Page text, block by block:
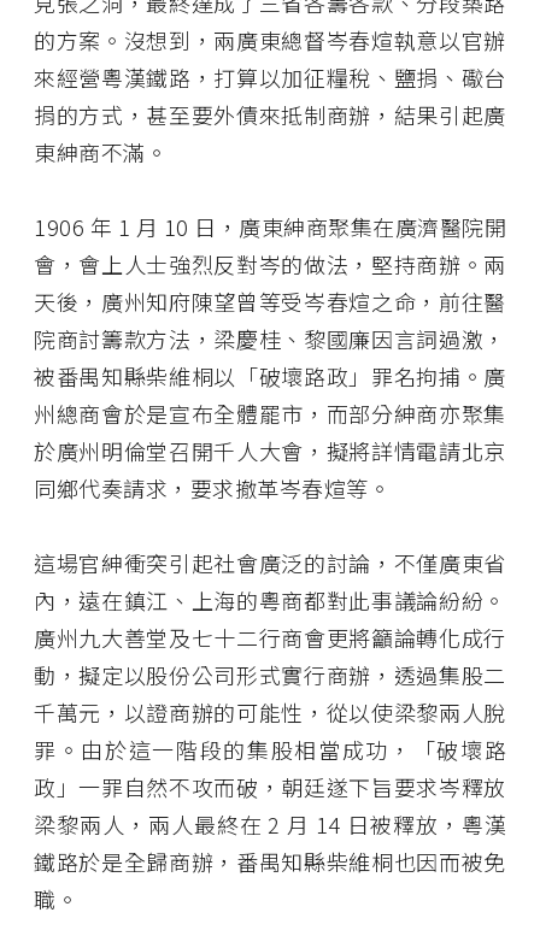
的方案。沒想到，兩廣東總督岑春煊執意以官辦
來經營粵漢鐵路，打算以加征糧稅、鹽捐、礮台
捐的方式，甚至要外債來抵制商辦，結果引起廣
東紳商不滿。
1906 年 1 月 10 日，廣東紳商聚集在廣濟醫院開
會，會上人士強烈反對岑的做法，堅持商辦。兩
天後，廣州知府陳望曾等受岑春煊之命，前往醫
院商討籌款方法，梁慶桂、黎國廉因言詞過激，
被番禺知縣柴維桐以「破壞路政」罪名拘捕。廣
州總商會於是宣布全體罷市，而部分紳商亦聚集
於廣州明倫堂召開千人大會，擬將詳情電請北京
同鄉代奏請求，要求撤革岑春煊等。
這場官紳衝突引起社會廣泛的討論，不僅廣東省
內，遠在鎮江、上海的粵商都對此事議論紛紛。
廣州九大善堂及七十二行商會更將籲論轉化成行
動，擬定以股份公司形式實行商辦，透過集股二
千萬元，以證商辦的可能性，從以使梁黎兩人脫
罪。由於這一階段的集股相當成功，「破壞路
政」一罪自然不攻而破，朝廷遂下旨要求岑釋放
梁黎兩人，兩人最終在 2 月 14 日被釋放，粵漢
鐵路於是全歸商辦，番禺知縣柴維桐也因而被免
職。